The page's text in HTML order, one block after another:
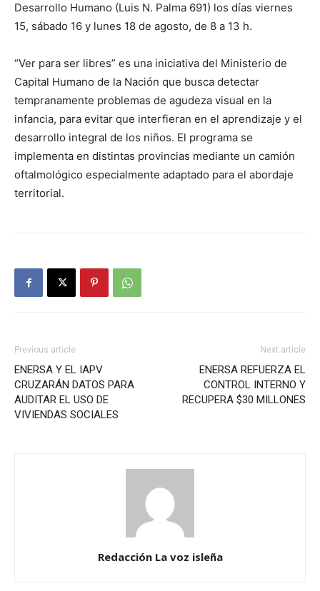
Desarrollo Humano (Luis N. Palma 691) los días viernes
15, sábado 16 y lunes 18 de agosto, de 8 a 13 h.
“Ver para ser libres” es una iniciativa del Ministerio de
Capital Humano de la Nación que busca detectar
tempranamente problemas de agudeza visual en la
infancia, para evitar que interfieran en el aprendizaje y el
desarrollo integral de los niños. El programa se
implementa en distintas provincias mediante un camión
oftalmológico especialmente adaptado para el abordaje
territorial.
Previous article
ENERSA Y EL IAPV
CRUZARÁN DATOS PARA
AUDITAR EL USO DE
VIVIENDAS SOCIALES
Next article
ENERSA REFUERZA EL
CONTROL INTERNO Y
RECUPERA $30 MILLONES
Redacción La voz isleña